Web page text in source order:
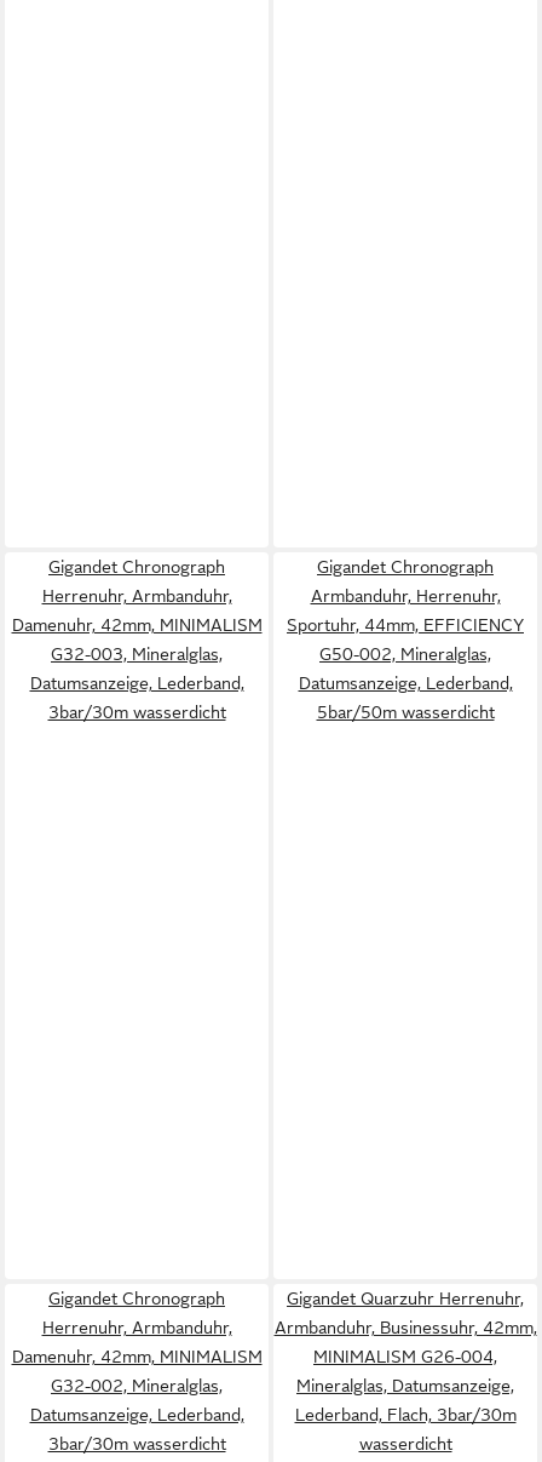
Gigandet Chronograph
Herrenuhr, Armbanduhr,
Damenuhr, 42mm, MINIMALISM
G32-003, Mineralglas,
Datumsanzeige, Lederband,
3bar/30m wasserdicht
Gigandet Chronograph
Armbanduhr, Herrenuhr,
Sportuhr, 44mm, EFFICIENCY
G50-002, Mineralglas,
Datumsanzeige, Lederband,
5bar/50m wasserdicht
Gigandet Chronograph
Herrenuhr, Armbanduhr,
Damenuhr, 42mm, MINIMALISM
G32-002, Mineralglas,
Datumsanzeige, Lederband,
3bar/30m wasserdicht
Gigandet Quarzuhr Herrenuhr,
Armbanduhr, Businessuhr, 42mm,
MINIMALISM G26-004,
Mineralglas, Datumsanzeige,
Lederband, Flach, 3bar/30m
wasserdicht